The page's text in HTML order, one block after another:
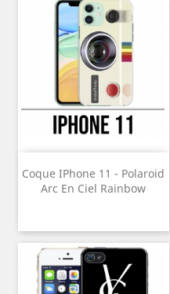
Coque IPhone 11 - Polaroid
Arc En Ciel Rainbow